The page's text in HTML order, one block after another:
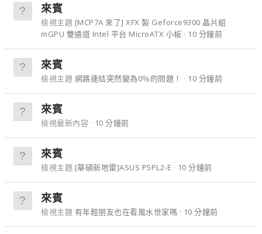
來賓
檢視主題 [MCP7A 來了] XFX 製 Geforce9300 晶片組
mGPU 雙通道 Intel 平台 MicroATX 小板
10 分鐘前
來賓
檢視主題 網路連結突然變為0％的問題！ 10 分鐘前
來賓
檢視最新內容 10 分鐘前
來賓
檢視主題 [華碩新地雷]ASUS P5PL2-E 10 分鐘前
來賓
檢視主題 有年輕朋友也在看風水世家嗎 10 分鐘前